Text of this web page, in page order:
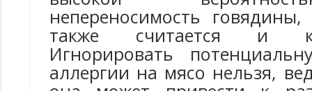
непереносимость
также считается и
Игнорировать
аллергии на мясо нельзя,